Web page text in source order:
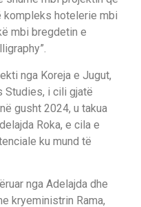
kompleks hotelerie mbi
mbi bregdetin e
nga Koreja e Jugut,
Studies, i cili gjatë
gusht 2024, u takua
Roka, e cila e
ku mund të
nga Adelajda dhe
kryeministrin Rama,